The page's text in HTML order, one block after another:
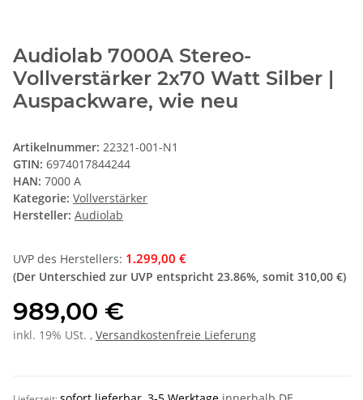
Audiolab 7000A Stereo-
Vollverstärker 2x70 Watt Silber |
Auspackware, wie neu
Artikelnummer: 22321-001-N1
GTIN: 6974017844244
HAN: 7000 A
Kategorie: Vollverstärker
Hersteller: Audiolab
UVP des Herstellers: 1.299,00 €
(Der Unterschied zur UVP entspricht 23.86%, somit 310,00 €)
989,00 €
inkl. 19% USt. , Versandkostenfreie Lieferung